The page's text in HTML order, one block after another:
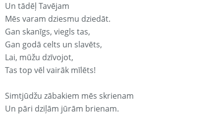
Un tādēļ Tavējam
Mēs varam dziesmu dziedāt.
Gan skanīgs, viegls tas,
Gan godā celts un slavēts,
Lai, mūžu dzīvojot,
Tas top vēl vairāk mīlēts!
Simtjūdžu zābakiem mēs skrienam
Un pāri dziļām jūrām brienam.